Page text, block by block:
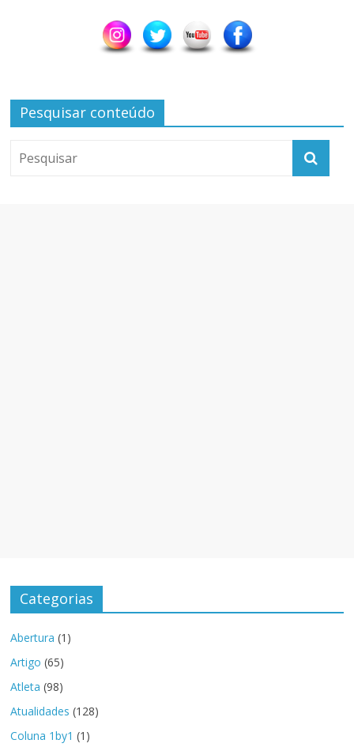
Pesquisar conteúdo
Categorias
Abertura (1)
Artigo (65)
Atleta (98)
Atualidades (128)
Coluna 1by1 (1)